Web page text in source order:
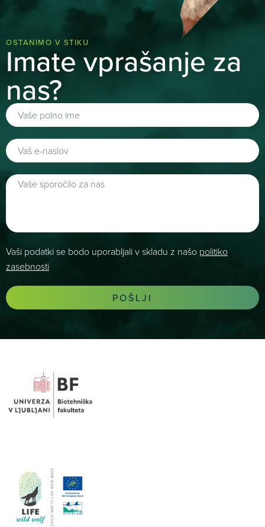
OSTANIMO V STIKU
Imate vprašanje za
nas?
Vaši podatki se bodo uporabljali v skladu z našo politiko
zasebnosti
POŠLJI